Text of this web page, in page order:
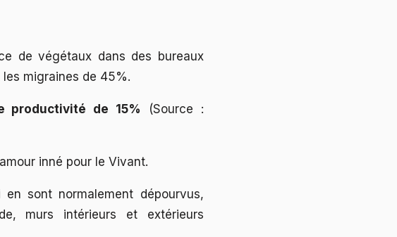
de végétaux dans des bureaux
migraines de 45%.
productivité de 15% (Source :
inné pour le Vivant.
sont normalement dépourvus,
murs intérieurs et extérieurs